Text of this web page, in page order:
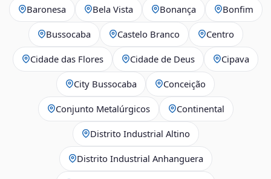
Baronesa Bela Vista Bonança Bonfim
Bussocaba Castelo Branco Centro
Cidade das Flores Cidade de Deus Cipava
City Bussocaba Conceição
Conjunto Metalúrgicos Continental
Distrito Industrial Altino
Distrito Industrial Anhanguera